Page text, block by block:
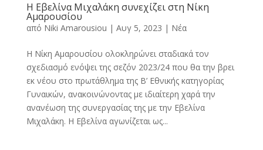
Η Εβελίνα Μιχαλάκη συνεχίζει στη Νίκη
Αμαρουσίου
από Niki Amarousiou | Αυγ 5, 2023 | Νέα
Η Νίκη Αμαρουσίου ολοκληρώνει σταδιακά τον
σχεδιασμό ενόψει της σεζόν 2023/24 που θα την βρει
εκ νέου στο πρωτάθλημα της Β’ Εθνικής κατηγορίας
Γυναικών, ανακοινώνοντας με ιδιαίτερη χαρά την
ανανέωση της συνεργασίας της με την Εβελίνα
Μιχαλάκη. Η Εβελίνα αγωνίζεται ως...